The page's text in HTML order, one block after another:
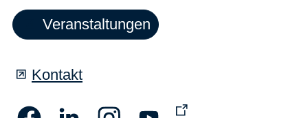
Veranstaltungen
Kontakt